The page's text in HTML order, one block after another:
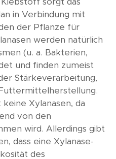
in Verbindung mit
der Pflanze für
werden natürlich
(u. a. Bakterien,
und finden zumeist
Stärkeverarbeitung,
Xylanasen, da
von den
wird. Allerdings gibt
dass eine Xylanase-
des